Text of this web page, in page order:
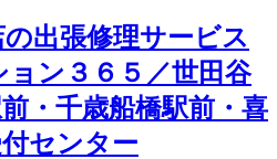
出張修理サービス
ン３６５／世田谷
・千歳船橋駅前・喜
センター